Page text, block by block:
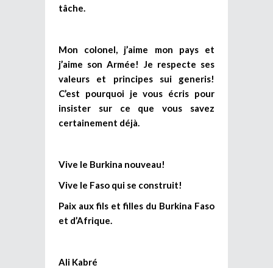
tâche.
Mon colonel, j’aime mon pays et
j’aime son Armée! Je respecte ses
valeurs et principes sui generis!
C’est pourquoi je vous écris pour
insister sur ce que vous savez
certainement déjà.
Vive le Burkina nouveau!
Vive le Faso qui se construit!
Paix aux fils et filles du Burkina Faso
et d’Afrique.
Ali Kabré